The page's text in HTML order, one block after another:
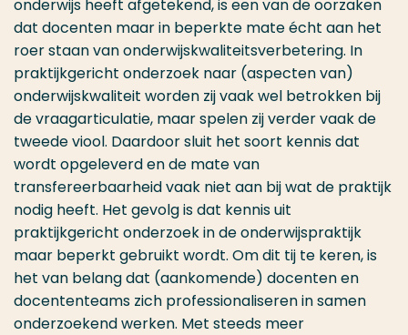
onderwijs heeft afgetekend, is een van de oorzaken
dat docenten maar in beperkte mate écht aan het
roer staan van onderwijskwaliteitsverbetering. In
praktijkgericht onderzoek naar (aspecten van)
onderwijskwaliteit worden zij vaak wel betrokken bij
de vraagarticulatie, maar spelen zij verder vaak de
tweede viool. Daardoor sluit het soort kennis dat
wordt opgeleverd en de mate van
transfereerbaarheid vaak niet aan bij wat de praktijk
nodig heeft. Het gevolg is dat kennis uit
praktijkgericht onderzoek in de onderwijspraktijk
maar beperkt gebruikt wordt. Om dit tij te keren, is
het van belang dat (aankomende) docenten en
docententeams zich professionaliseren in samen
onderzoekend werken. Met steeds meer